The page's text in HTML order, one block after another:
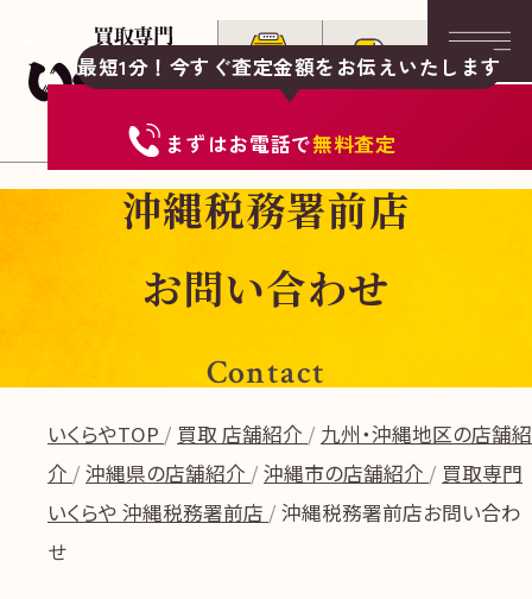
最短1分！今すぐ査定金額をお伝えいたします
まずはお電話で無料査定
沖縄税務署前店
お問い合わせ
Contact
いくらやTOP 買取 店舗紹介
九州・沖縄地区の店舗紹
介
沖縄県の店舗紹介 沖縄市の店舗紹介
買取専門
いくらや 沖縄税務署前店
沖縄税務署前店お問い合わ
せ